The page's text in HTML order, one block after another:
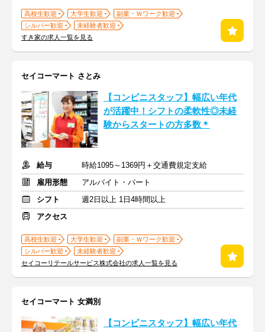
高校生歓迎 大学生歓迎
副業・Ｗワーク歓迎
シルバー歓迎
未経験者歓迎
すき家の求人一覧を見る
セイコーマート さとみ
【コンビニスタッフ】幅広い年代
が活躍中！シフトの柔軟性◎未経
験からスタートの方多数＊
給与
時給1095～1369円＋交通費規定支給
雇用形態
アルバイト・パート
シフト
週2日以上 1日4時間以上
アクセス
高校生歓迎 大学生歓迎
副業・Ｗワーク歓迎
シルバー歓迎
未経験者歓迎
セイコーリテールサービス株式会社の求人一覧を見る
セイコーマート 女満別
【コンビニスタッフ】幅広い年代